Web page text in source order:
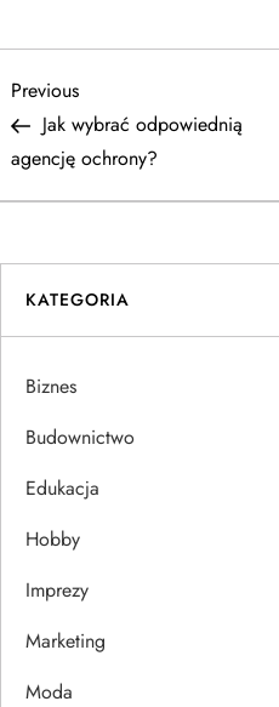
N
a
w
i
g
a
c
a
w
p
Previous
Post
Previous
Jak wybrać odpowiednią
agencję ochrony?
KATEGORIA
Biznes
Budownictwo
Edukacja
Hobby
Imprezy
Marketing
Moda